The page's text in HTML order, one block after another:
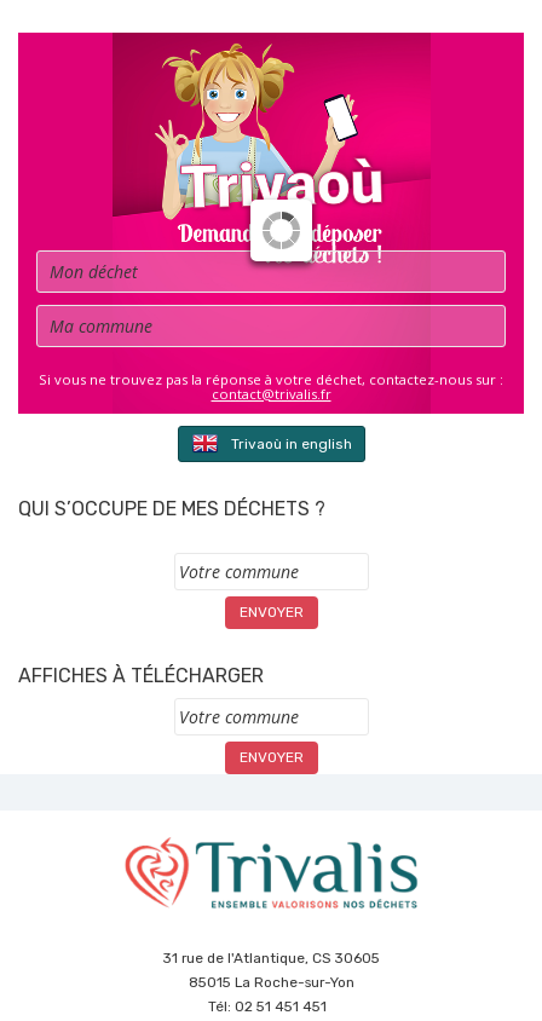
Déchet
Commune
Si vous ne trouvez pas la réponse à votre déchet, contactez-nous sur :
contact@trivalis.fr
Trivaoù in english
QUI S’OCCUPE DE MES DÉCHETS ?
Commune
AFFICHES À TÉLÉCHARGER
Commune
31 rue de l'Atlantique, CS 30605
85015 La Roche-sur-Yon
Tél: 02 51 451 451